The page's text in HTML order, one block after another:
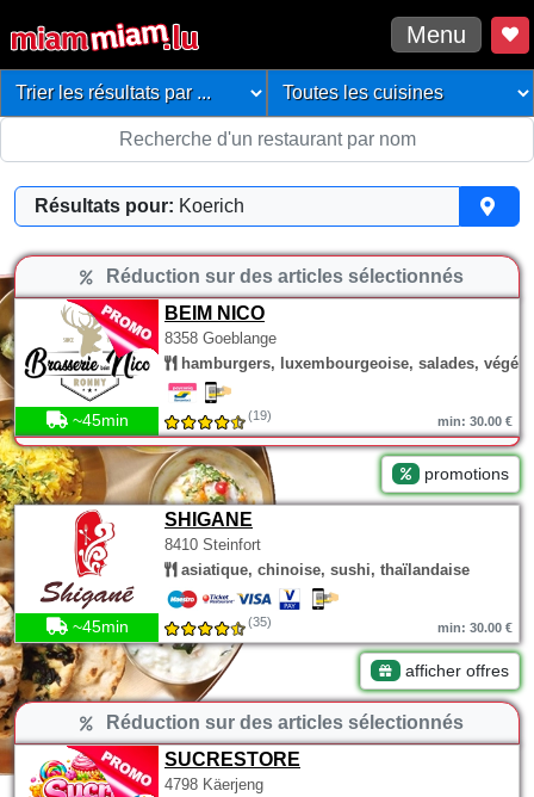
Menu
Résultats pour: Koerich
Réduction sur des articles sélectionnés
BEIM NICO
8358 Goeblange
hamburgers, luxembourgeoise, salades,
~45min (19) min: 30.00 €
promotions
SHIGANE
8410 Steinfort
asiatique, chinoise, sushi, thaïlandaise
~45min (35) min: 30.00 €
afficher offres
Réduction sur des articles sélectionnés
SUCRESTORE
4798 Käerjeng